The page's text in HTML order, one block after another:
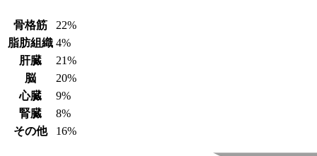
骨格筋
22%
脂肪組織 4%
肝臓
21%
脳
20%
心臓
9%
腎臓
8%
その他
16%